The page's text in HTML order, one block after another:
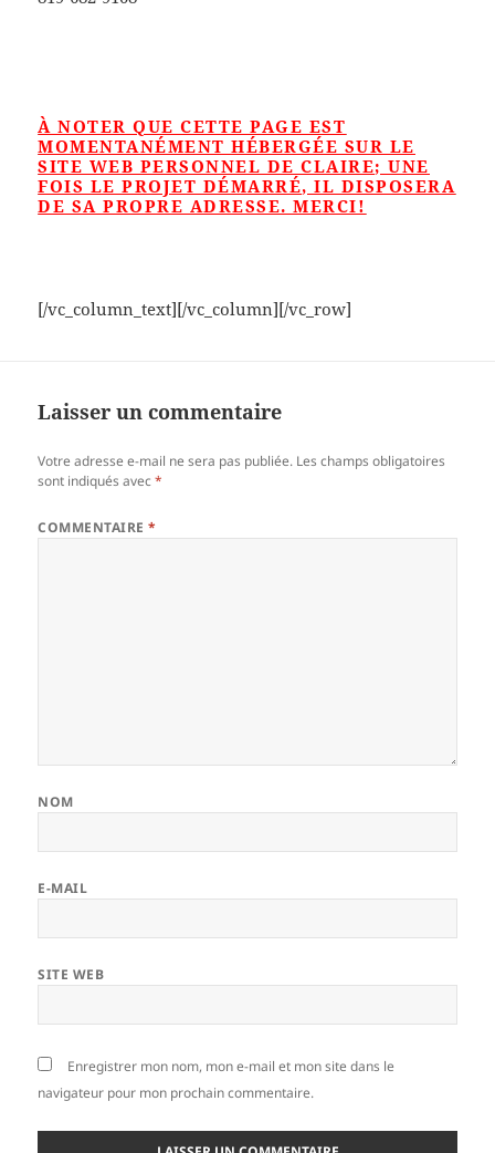
À NOTER QUE CETTE PAGE EST
MOMENTANÉMENT HÉBERGÉE SUR LE
SITE WEB PERSONNEL DE CLAIRE; UNE
FOIS LE PROJET DÉMARRÉ, IL DISPOSERA
DE SA PROPRE ADRESSE. MERCI!
[/vc_column_text][/vc_column][/vc_row]
Laisser un commentaire
Votre adresse e-mail ne sera pas publiée. Les champs obligatoires
sont indiqués avec*
COMMENTAIRE*
NOM
E-MAIL
SITE WEB
Enregistrer mon nom, mon e-mail et mon site dans le
navigateur pour mon prochain commentaire.